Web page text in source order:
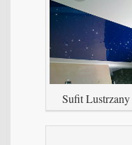
Sufit Lustrzany